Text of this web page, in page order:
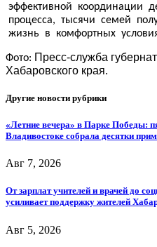
эффективной координации
процесса, тысячи семей
жизнь в комфортных
Фото: Пресс-служба
Хабаровского края.
Другие новости рубрики
«Летние вечера» в Парке Победы:
Владивостоке собрала десятки
Авг 7, 2026
От зарплат учителей и врачей до
усиливает поддержку жителей
Авг 5, 2026